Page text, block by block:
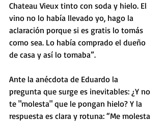
Chateau Vieux tinto con soda y hielo. El
vino no lo había llevado yo, hago la
aclaración porque si es gratis lo tomás
como sea. Lo había comprado el dueño
de casa y así lo tomaba”.
Ante la anécdota de Eduardo la
pregunta que surge es inevitables: ¿Y no
te "molesta" que le pongan hielo? Y la
respuesta es clara y rotuna: “Me molesta